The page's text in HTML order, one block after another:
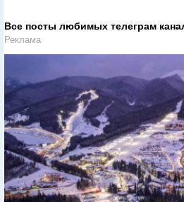
Все посты любимых телеграм
Реклама